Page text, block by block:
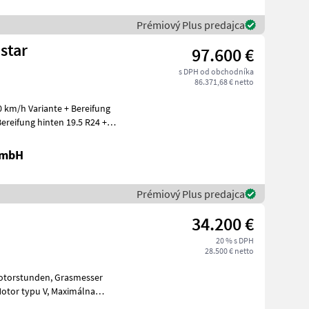
Prémiový Plus predajca
97.600 €
s DPH od obchodníka
86.371,68 € netto
km/h Variante + Bereifung
hinten 19.5 R24 +
Prémiový Plus predajca
34.200 €
20 % s DPH
28.500 € netto